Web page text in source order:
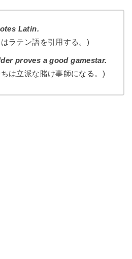
Latin.
ラテン語を引用する。)
proves a good gamestar.
は立派な賭け事師になる。)